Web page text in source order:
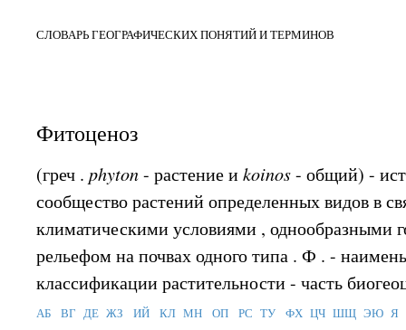
СЛОВАРЬ ГЕОГРАФИЧЕСКИХ ПОНЯТИЙ И ТЕРМИНОВ
Фитоценоз
(греч .phyton- растение иkoinos- общий) -
сообщество растений определенных видов в
климатическими условиями , однообразными
рельефом на почвах одного типа . Ф . -
классификации растительности - часть
АБ ВГ ДЕ ЖЗ ИЙ КЛ МН ОП РС ТУ ФХ ЦЧ ШЩ ЭЮ Я